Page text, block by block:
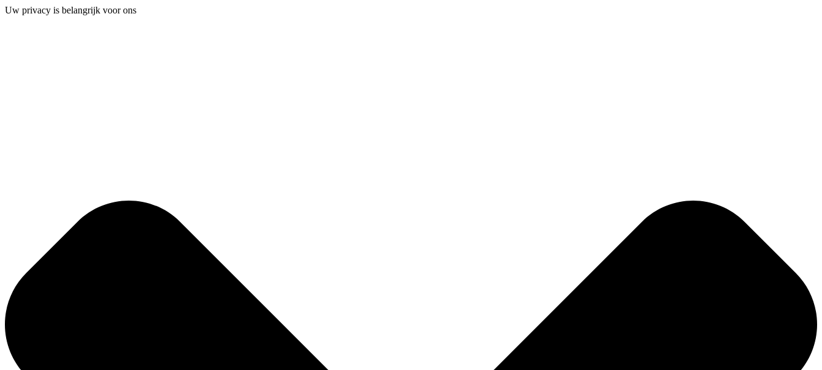
Uw privacy is belangrijk voor ons